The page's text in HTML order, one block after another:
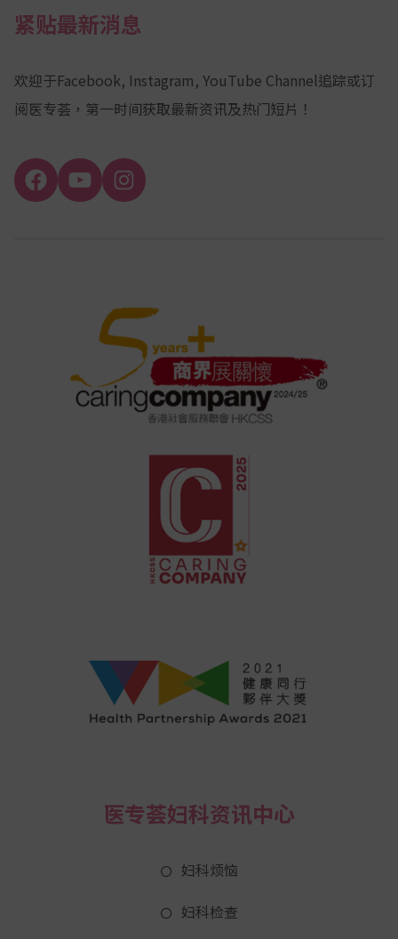
紧贴最新消息
欢迎于Facebook, Instagram, YouTube Channel追踪或订
阅医专荟，第一时间获取最新资讯及热门短片！
Facebook
YouTube
Channel
Instagram
医专荟妇科资讯中心
妇科烦恼
妇科检查